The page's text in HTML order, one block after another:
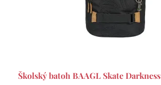
Školský batoh BAAGL Skate Darkness